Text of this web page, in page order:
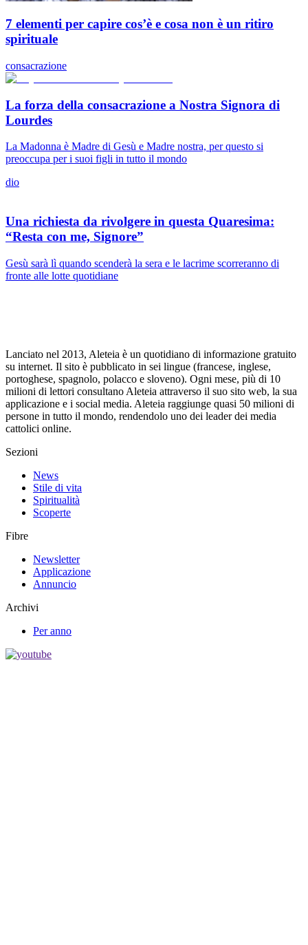
7 elementi per capire cos’è e cosa non è un ritiro
spirituale
consacrazione
La forza della consacrazione a Nostra Signora di
Lourdes
La Madonna è Madre di Gesù e Madre nostra, per questo si
preoccupa per i suoi figli in tutto il mondo
dio
Una richiesta da rivolgere in questa Quaresima:
“Resta con me, Signore”
Gesù sarà lì quando scenderà la sera e le lacrime scorreranno di
fronte alle lotte quotidiane
Lanciato nel 2013, Aleteia è un quotidiano di informazione gratuito
su internet. Il sito è pubblicato in sei lingue (francese, inglese,
portoghese, spagnolo, polacco e sloveno). Ogni mese, più di 10
milioni di lettori consultano Aleteia attraverso il suo sito web, la sua
applicazione e i social media. Aleteia raggiunge quasi 50 milioni di
persone in tutto il mondo, rendendolo uno dei leader dei media
cattolici online.
Sezioni
News
Stile di vita
Spiritualità
Scoperte
Fibre
Newsletter
Applicazione
Annuncio
Archivi
Per anno